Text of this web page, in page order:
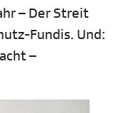
– Der Streit
Fundis. Und:
–